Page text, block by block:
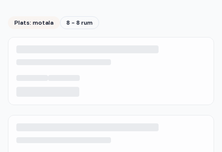
Plats: motala 8 - 8 rum